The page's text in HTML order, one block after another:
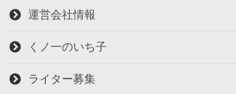
運営会社情報
くノ一のいち子
ライター募集